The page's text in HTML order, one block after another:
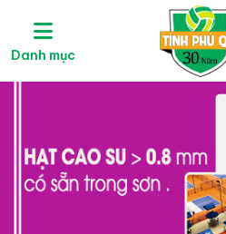
Danh mục